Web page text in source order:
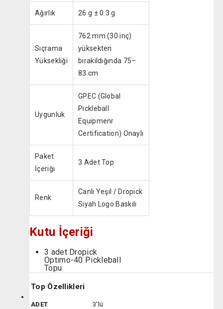
Ağırlık 26 g ± 0.3 g
Sıçrama
Yüksekliği
762 mm (30 inç)
yüksekten
bırakıldığında 75–
83 cm
Uygunluk
GPEC (Global
Pickleball
Equipmenr
Certification) Onaylı
Paket
İçeriği
3 Adet Top
Renk
Canlı Yeşil / Dropick
Siyah Logo Baskılı
Kutu İçeriği
3 adet Dropick
Optimo-40 Pickleball
Topu
Top Özellikleri
ADET
3'lü